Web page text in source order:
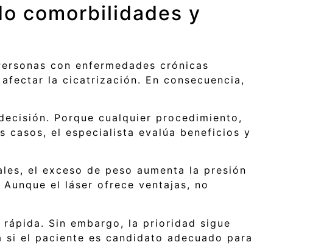
comorbilidades y
con enfermedades crónicas
la cicatrización. En consecuencia,
Porque cualquier procedimiento,
casos, el especialista evalúa beneficios y
el exceso de peso aumenta la presión
el láser ofrece ventajas, no
Sin embargo, la prioridad sigue
el paciente es candidato adecuado para